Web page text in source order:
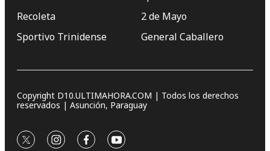
Recoleta
Sportivo Trinidense
2 de Mayo
General Caballero
Copyright D10.ULTIMAHORA.COM | Todos los derechos
reservados | Asunción, Paraguay
twitterinstagram
facebookyoutube